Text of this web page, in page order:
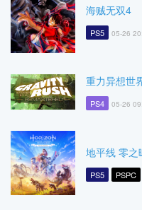
海贼无双4
PS5 05-26
重力异想世
PS4 05-26
地平线 零
PS5 PSPC